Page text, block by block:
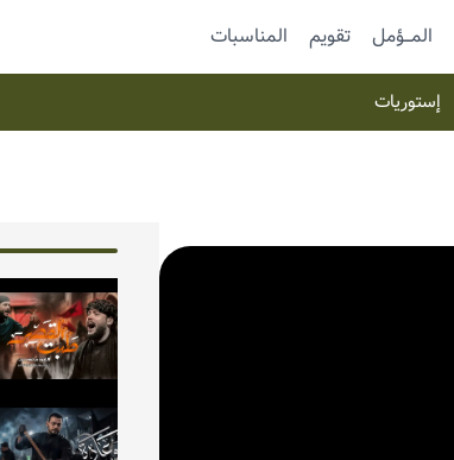
المـــؤمل تقویم المناسبات
إستوریات